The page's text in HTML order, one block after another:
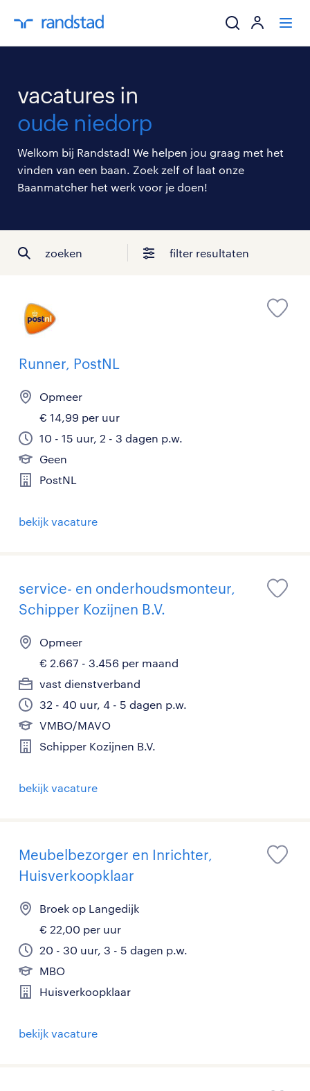
mijn carrière
over randstad
vacatures in
oude niedorp
Welkom bij Randstad! We helpen jou graag met het
vinden van een baan. Zoek zelf of laat onze
Baanmatcher het werk voor je doen!
zoeken filter resultaten
Runner, PostNL
Opmeer
€ 14,99 per uur
10 - 15 uur, 2 - 3 dagen p.w.
Geen
PostNL
bekijk vacature
service- en onderhoudsmonteur,
Schipper Kozijnen B.V.
Opmeer
€ 2.667 - 3.456 per maand
vast dienstverband
32 - 40 uur, 4 - 5 dagen p.w.
VMBO/MAVO
Schipper Kozijnen B.V.
bekijk vacature
Meubelbezorger en Inrichter,
Huisverkoopklaar
Broek op Langedijk
€ 22,00 per uur
20 - 30 uur, 3 - 5 dagen p.w.
MBO
Huisverkoopklaar
bekijk vacature